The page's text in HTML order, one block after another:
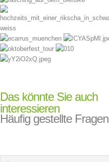
Das könnte Sie auch
interessieren
Häufig gestellte Fragen